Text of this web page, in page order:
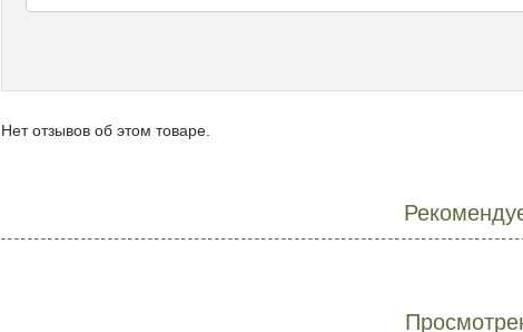
Нет отзывов об этом товаре.